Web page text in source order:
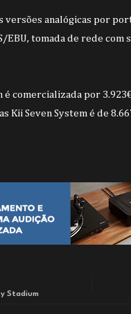
analógicas por
EBU, tomada de rede
é comercializada por
Kii Seven System é de
Stadium